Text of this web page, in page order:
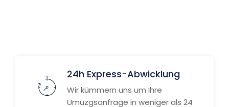
24h Express-Abwicklung
Wir kümmern uns um Ihre
Umuzgsanfrage in weniger als 24